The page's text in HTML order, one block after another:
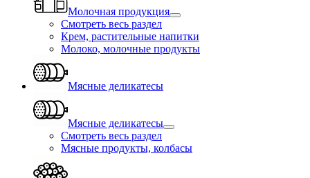
Молочная продукция
Смотреть весь раздел
Крем, растительные напитки
Молоко, молочные продукты
Мясные деликатесы
Мясные деликатесы
Смотреть весь раздел
Мясные продукты, колбасы